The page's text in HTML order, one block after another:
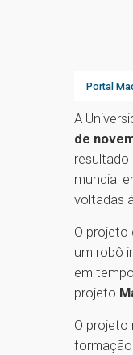
Portal
A
de
resultado
mundial
voltadas
O projeto
um robô
em
projeto
O projeto